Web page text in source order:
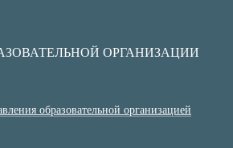
ОРГАНИЗАЦИИ
образовательной организацией